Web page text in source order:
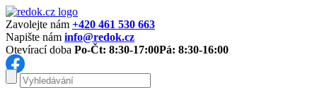
Zavolejte nám +420 461 530 663
Napište nám info@redok.cz
Otevírací doba Po-Čt: 8:30-17:00Pá: 8:30-16:00